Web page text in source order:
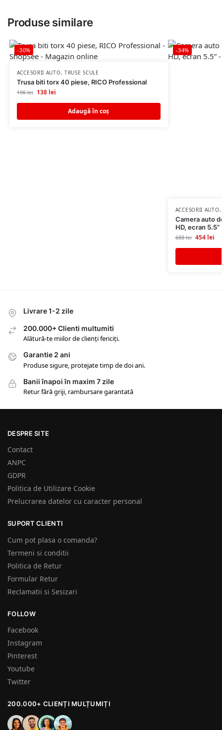
Produse similare
-30%
ACCESORII AUTO, TRUSE SCULE
Trusa biti torx 40 piese, RICO Professional
196lei 138 lei
Adaugă în coș
-34%
ACCESORII AUTO
Camera auto
HD, ecran 5.5”
688lei 454 lei
Livrare 1-2 zile
200.000+ Clienti multumiti
Alătură-te miilor de clienți fericiți.
Garantie 2 ani
Produse sigure, protejate timp de doi ani.
Banii înapoi în maxim 7 zile
Retur fără griji, rambursare garantată
DESPRE SITE
Contact
ANPC
GDPR
Politica de Utilizare Cookie
Prelucrarea datelor cu caracter personal
SUPORT CLIENTI
Cum pot plasa o comanda?
Termeni si conditii
Politica de Retur
Formular Retur
Reclamatii si Sesizari
FOLLOW
Facebook
Instagram
Pinterest
Youtube
Twitter
200.000+ CLIENȚI MULȚUMIȚI